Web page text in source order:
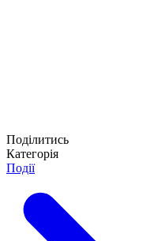
Поділитись
Категорія
Події